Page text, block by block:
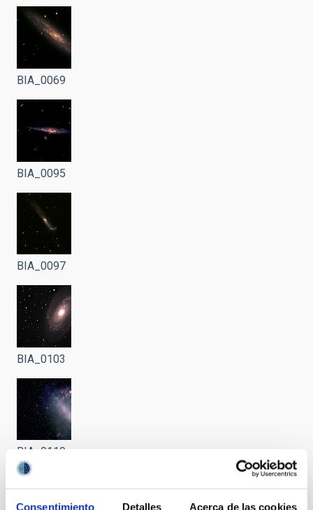
Consentimiento Detalles Acerca de las cookies
BIA_0069
BIA_0095
BIA_0097
BIA_0103
BIA_0110